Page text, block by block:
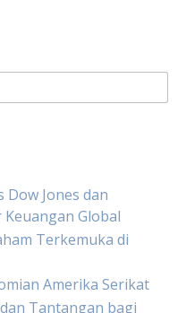
Jones dan
Global
Terkemuka di
Amerika Serikat
Tantangan bagi